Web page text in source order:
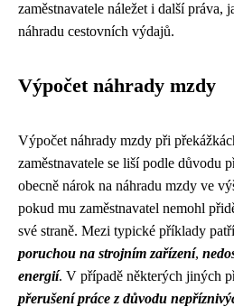
zaměstnavatele náležet i další práva,
náhradu cestovních výdajů.
Výpočet náhrady mzdy
Výpočet náhrady mzdy při
zaměstnavatele se liší podle důvodu
obecně nárok na náhradu mzdy ve
pokud mu zaměstnavatel nemohl
své straně. Mezi typické příklady
poruchou na strojním zařízení,
energií. V případě některých jiných
přerušení práce z důvodu